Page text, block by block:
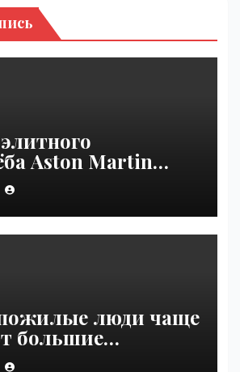
Aston Martin
на трещины
VseTime.ru
люди чаще
большие
чем